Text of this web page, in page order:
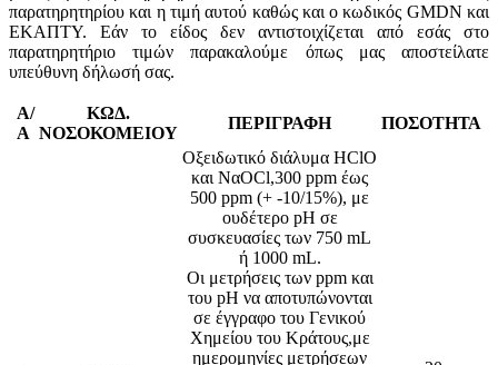
παρατηρητηρίου και η τιμή αυτού καθώς και ο κωδικός GMDN και
ΕΚΑΠΤΥ. Εάν το είδος δεν αντιστοιχίζεται από εσάς στο
παρατηρητήριο τιμών παρακαλούμε όπως μας αποστείλατε
υπεύθυνη δήλωσή σας.
Α/
Α
ΚΩΔ.
ΝΟΣΟΚΟΜΕΙΟΥ
ΠΕΡΙΓΡΑΦΗ ΠΟΣΟΤΗΤΑ
Οξειδωτικό διάλυμα HClO
και ΝαOCl,300 ppm έως
500 ppm (+ -10/15%), με
ουδέτερο pH σε
συσκευασίες των 750 mL
ή 1000 mL.
Οι μετρήσεις των ppm και
του pH να αποτυπώνονται
σε έγγραφο του Γενικού
Χημείου του Κράτους,με
ημερομηνίες μετρήσεων